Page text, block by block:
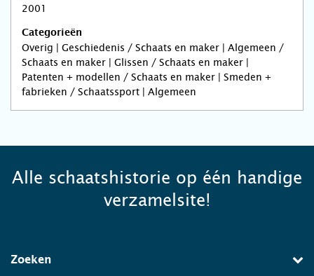
2001
Categorieën
Overig | Geschiedenis / Schaats en maker | Algemeen /
Schaats en maker | Glissen / Schaats en maker |
Patenten + modellen / Schaats en maker | Smeden +
fabrieken / Schaatssport | Algemeen
Alle schaatshistorie op één handige
verzamelsite!
Zoeken